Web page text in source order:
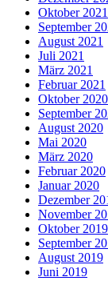
Oktober 2021
September
August 2021
Juli 2021
März 2021
Februar 2021
Oktober 2020
September
August 2020
Mai 2020
März 2020
Februar 2020
Januar 2020
Dezember
November
Oktober 2019
September
August 2019
Juni 2019